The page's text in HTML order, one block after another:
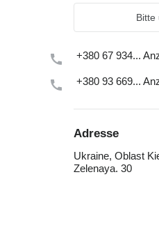
Bitte
+380 67 934...
+380 93 669...
Adresse
Ukraine, Oblast
Zelenaya. 30